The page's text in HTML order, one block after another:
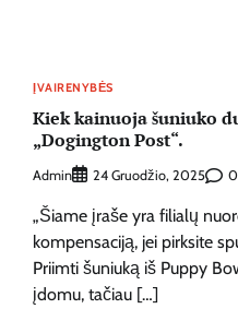
ĮVAIRENYBĖS
Kiek kainuoja šuniuko
„Dogington Post“.
Admin 24 Gruodžio, 2025 0
„Šiame įraše yra filialų
kompensaciją, jei pirksite
Priimti šuniuką iš Puppy
įdomu, tačiau […]